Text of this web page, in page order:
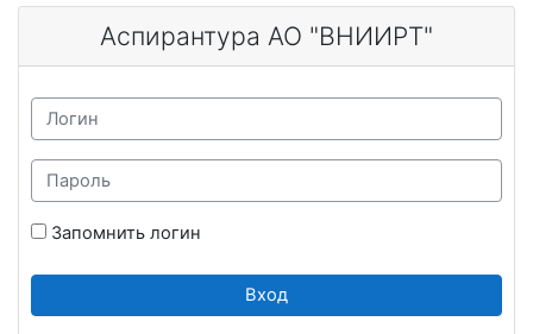
Перейти к основному содержанию
Аспирантура АО "ВНИИРТ"
Логин
Пароль
Запомнить логин
Вход